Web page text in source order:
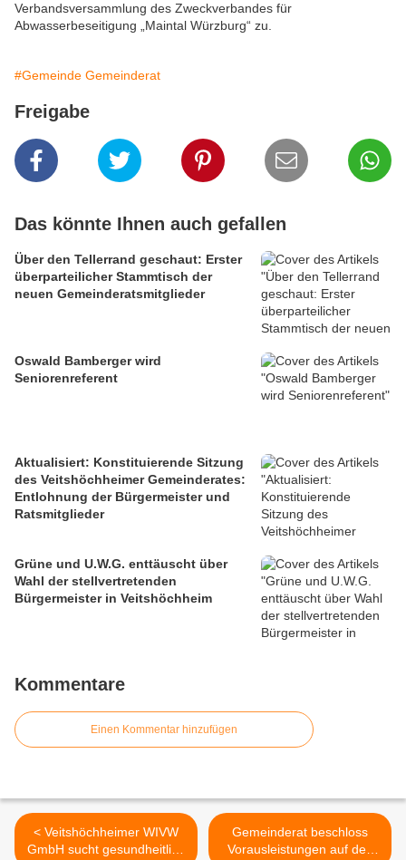
Verbandsversammlung des Zweckverbandes für
Abwasserbeseitigung „Maintal Würzburg“ zu.
#Gemeinde Gemeinderat
Freigabe
Das könnte Ihnen auch gefallen
Über den Tellerrand geschaut: Erster
überparteilicher Stammtisch der
neuen Gemeinderatsmitglieder
Oswald Bamberger wird
Seniorenreferent
Aktualisiert: Konstituierende Sitzung
des Veitshöchheimer Gemeinderates:
Entlohnung der Bürgermeister und
Ratsmitglieder
Grüne und U.W.G. enttäuscht über
Wahl der stellvertretenden
Bürgermeister in Veitshöchheim
Kommentare
Einen Kommentar hinzufügen
< Veitshöchheimer WIVW
GmbH sucht gesundheitlich
Gemeinderat beschloss
Vorausleistungen auf den